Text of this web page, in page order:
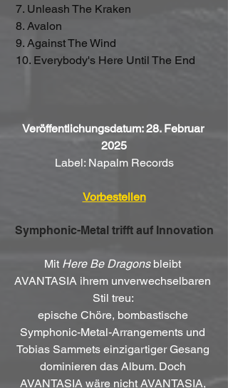
7. Unleash The Kraken
8. Avalon
9. Against The Wind
10. Everybody's Here Until The End
Veröffentlichungsdatum: 28. Februar
2025
Label: Napalm Records
Vorbestellen
Symphonic-Metal trifft auf Innovation
Mit Here Be Dragons bleibt
AVANTASIA ihrem unverwechselbaren
Stil treu:
epische Chöre, bombastische
Symphonic-Metal-Arrangements und
Tobias Sammets einzigartiger Gesang
dominieren das Album. Doch
AVANTASIA wäre nicht AVANTASIA,